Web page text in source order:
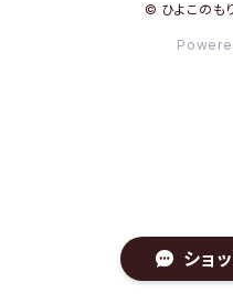
© ひよこの
ショ